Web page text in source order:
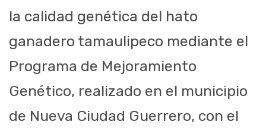
la calidad genética del hato
ganadero tamaulipeco mediante el
Programa de Mejoramiento
Genético, realizado en el municipio
de Nueva Ciudad Guerrero, con el